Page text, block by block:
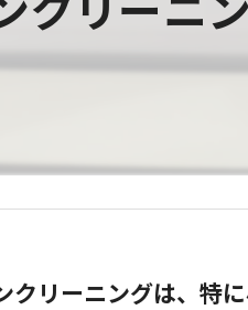
クリーニングは、特